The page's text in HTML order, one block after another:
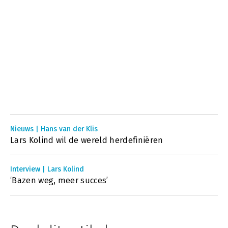
Nieuws | Hans van der Klis
Lars Kolind wil de wereld herdefiniëren
Interview | Lars Kolind
‘Bazen weg, meer succes’